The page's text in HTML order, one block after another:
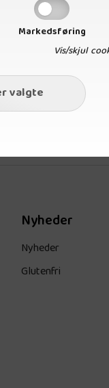
Markedsføring
Vis/skjul
Nyheder
Nyheder
Glutenfri